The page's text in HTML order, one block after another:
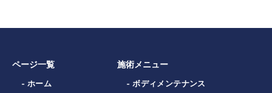
ページ一覧
- ホーム
施術メニュー
- ボディメンテナンス